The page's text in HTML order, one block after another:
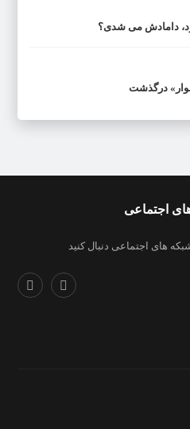
دامادش می شدی؟
درگذشت
اجتماعی
های اجتماعی دنبال کنید